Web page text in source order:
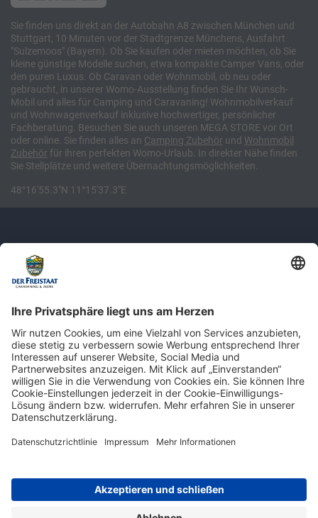
Sie finden uns direkt an der Autobahn A8 zwischen München und
Stuttgart, 10 Minuten vor der Stadtgrenze Münchens, Ausfahrt
"Sulzemoos" (Bayern). Ob Sie kaufen oder mieten möchten, ob Sie
kleine günstige Modelle suchen, etwa kompakte Camper Vans, oder
den puren Luxus. Ob Caravan oder Wohnmobil, ob neu oder
gebraucht, in unserer Womo-Ausstellung finden Sie Ihr Wunsch-
Mobil und alles für Camping und Caravaning! Wohnmobilverkauf
und Wohnwagenverkauf inklusive hochwertiger, persönlicher
Fachberatung. Besuchen Sie auch unseren MEGA STORE vor Ort
oder online. Sie finden alles an Camping Zubehör und Wohnmobil
Zubehör für ihren perfekten Womo-Urlaub. In direkter Nähe finden
Sie Stellplätze und weitere Übernachtungsmöglichkeiten.
48°16'55.3"N 11°15'37.3"E
Newsletter: Jetzt auf
shop.derfreistaat.de anmelden und
einen 5€ Gutschein für unseren Online-
Shop erhalten!*
Impressum Datenschutz Barrierefreiheit